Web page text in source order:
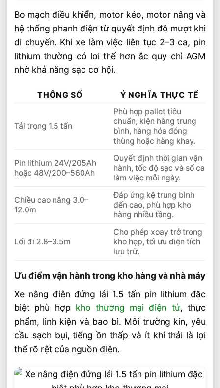
Cao Kệ Hàng Chuẩn Nhất
Xe Nâng Điện Reach Truck 1.8 Tấn Lựa
Chọn Tối Ưu Cho Logistics
Xe Nâng Dầu 3.5 Tấn Động Cơ Isuzu Có
Ưu Điểm Gì
Nâng Cao 3–5m Có Đáng Đầu Tư?
Xe Nâng Điện Reach Truck 1.5 Tấn Nâng
Cao 8–12m Cho Kho Kệ Cao
Xe Nâng Dầu 3.5 Tấn Động Cơ Mitsubishi
Giải Pháp Xe Nâng Điện Đứng Lái 1.8 Tấn
Cho Kệ Cao Trên 6m
Bo mạch điều khiển, motor kéo, motor nâng và
hệ thống phanh điện từ quyết định độ mượt khi
di chuyển. Khi xe làm việc liên tục 2–3 ca, pin
lithium thường có lợi thế hơn ắc quy chì AGM
nhờ khả năng sạc cơ hội.
THÔNG SỐ Ý NGHĨA THỰC TẾ
Tải trọng 1.5 tấn
Phù hợp pallet tiêu
chuẩn, kiện hàng trung
bình, hàng hóa đóng
thùng hoặc hàng khay.
Pin lithium 24V/205Ah
hoặc 48V/200–560Ah
Quyết định thời gian vận
hành, tốc độ sạc và số ca
làm việc mỗi ngày.
Chiều cao nâng 3.0–
12.0m
Đáp ứng kệ trung bình
đến cao, phù hợp kho
hàng nhiều tầng.
Lối đi 2.8–3.5m
Cho phép xoay trở trong
kho hẹp, tối ưu diện tích
lưu trữ.
Ưu điểm vận hành trong kho hàng và nhà máy
Xe nâng điện đứng lái 1.5 tấn pin lithium đặc
biệt phù hợp kho thương mại điện tử, thực
phẩm, linh kiện và bao bì. Môi trường kín, yêu
cầu sạch bụi, tiếng ồn thấp và ít khí thải là lợi
thế rõ rệt của nguồn điện.